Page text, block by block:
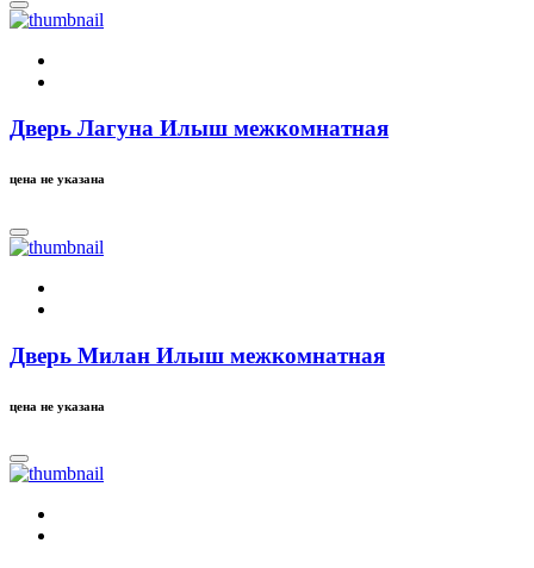
Дверь Лагуна Илыш межкомнатная
цена не указана
Дверь Милан Илыш межкомнатная
цена не указана